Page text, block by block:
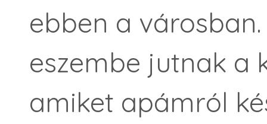
ebben a városban.
eszembe jutnak a
amiket apámról